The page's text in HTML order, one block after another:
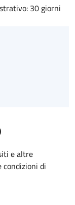
30 giorni
e altre
di